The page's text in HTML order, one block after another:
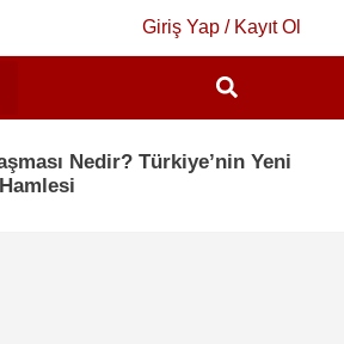
Giriş Yap / Kayıt Ol
Nedir? Türkiye’nin Yeni